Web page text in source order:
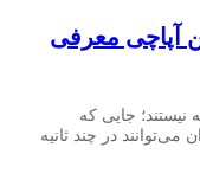
آپاچی معرفی
نیستند؛ جایی که
در چند ثانیه